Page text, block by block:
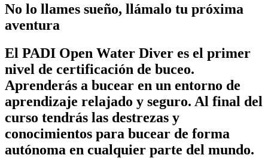
No lo llames sueño, llámalo tu próxima
aventura
El PADI Open Water Diver es el primer
nivel de certificación de buceo.
Aprenderás a bucear en un entorno de
aprendizaje relajado y seguro. Al final del
curso tendrás las destrezas y
conocimientos para bucear de forma
autónoma en cualquier parte del mundo.